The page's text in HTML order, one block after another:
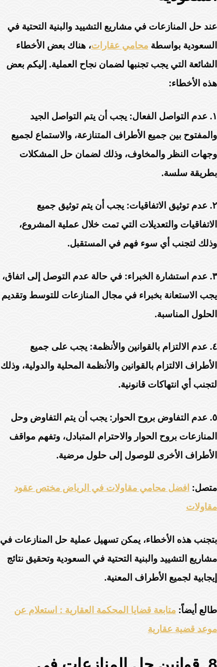
عند حل المنازعات في مشاريع التشييد والبنية التحتية في
السعودية بواسطة محامي عقارات، هناك بعض الأخطاء
الشائعة التي يجب تجنبها لضمان نجاح العملية. إليكم بعض
هذه الأخطاء:
١. عدم التواصل الفعال: يجب أن يتم التواصل الجيد
والمفتوح بين جميع الأطراف المتنازعة، والاستماع لجميع
وجهات النظر والمخاوف، وذلك لضمان حل المشكلات
بطريقة سلسة.
٢. عدم توثيق الاتفاقيات: يجب أن يتم توثيق جميع
الاتفاقيات والتعديلات التي تمت خلال عملية المشروع،
وذلك لتجنب أي سوء فهم في المستقبل.
٣. عدم استشارة الخبراء: في حالة عدم التوصل إلى اتفاق،
يجب الاستعانة بخبراء في مجال المنازعات للتوسط وتقديم
الحلول المناسبة.
٤. عدم الالتزام بالقوانين والأنظمة: يجب على جميع
الأطراف الالتزام بالقوانين والأنظمة المحلية والدولية، وذلك
لتجنب أي انتهاكات قانونية.
٥. عدم التفاوض بروح الحوار: يجب أن يتم التفاوض وحل
المنازعات بروح الحوار والاحترام المتبادل، وتفهم مواقف
الأطراف الأخرى للوصول إلى حلول مرضية.
متصل: افضل محامي مقاولات في الرياض مختص عقود
مقاولات
بتجنب هذه الأخطاء، يمكن تسهيل عملية حل المنازعات في
مشاريع التشييد والبنية التحتية في السعودية وتحقيق نتائج
إيجابية لجميع الأطراف المعنية.
طالع أيضاً: متابعة قضايا المحكمة العقارية : استعلام عن
موعد قضية عقارية